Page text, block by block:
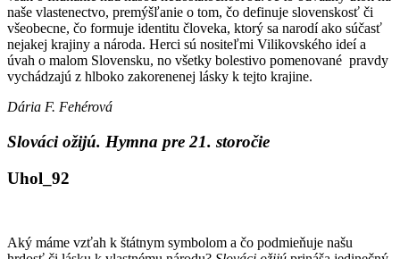
naše vlastenectvo, premýšľanie o tom, čo definuje slovenskosť či
všeobecne, čo formuje identitu človeka, ktorý sa narodí ako súčasť
nejakej krajiny a národa. Herci sú nositeľmi Vilikovského ideí a
úvah o malom Slovensku, no všetky bolestivo pomenované pravdy
vychádzajú z hlboko zakorenenej lásky k tejto krajine.
Dária F. Fehérová
Slováci ožijú. Hymna pre 21. storočie
Uhol_92
Aký máme vzťah k štátnym symbolom a čo podmieňuje našu